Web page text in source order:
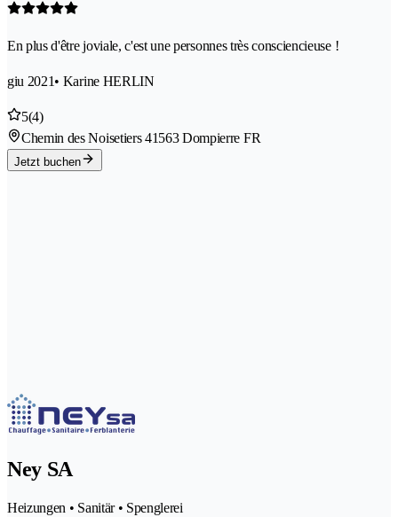
En plus d'être joviale, c'est une personnes très consciencieuse !
giu 2021• Karine HERLIN
5(4)
Chemin des Noisetiers 41563 Dompierre FR
Jetzt buchen
Ney SA
Heizungen • Sanitär • Spenglerei